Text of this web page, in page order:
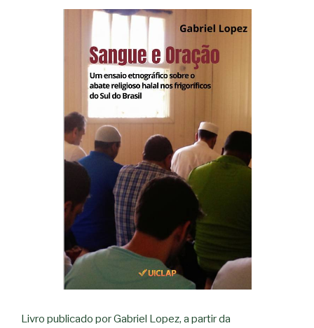
Livro publicado por Gabriel Lopez, a partir da